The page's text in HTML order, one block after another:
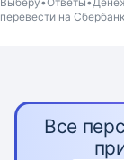
перевести на
Все